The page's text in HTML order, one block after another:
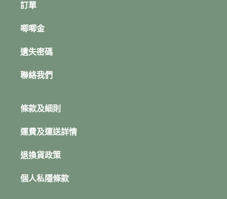
訂單
唧唧金
遺失密碼
聯絡我們
條款及細則
運費及運送詳情
退換貨政策
個人私隱條款